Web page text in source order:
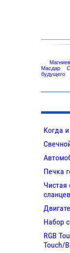
Масдар
будущего
Когда
Печка
Набор
RGB
Touch/